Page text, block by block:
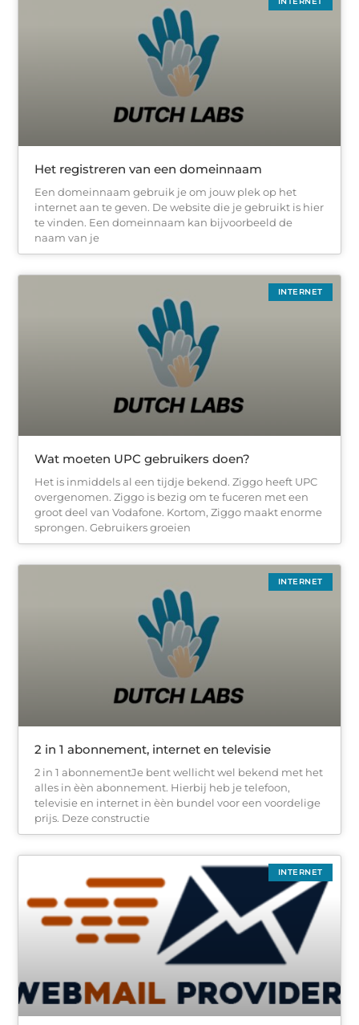
Het registreren van een domeinnaam
Een domeinnaam gebruik je om jouw plek op het
internet aan te geven. De website die je gebruikt is hier
te vinden. Een domeinnaam kan bijvoorbeeld de
naam van je
INTERNET
Wat moeten UPC gebruikers doen?
Het is inmiddels al een tijdje bekend. Ziggo heeft UPC
overgenomen. Ziggo is bezig om te fuceren met een
groot deel van Vodafone. Kortom, Ziggo maakt enorme
sprongen. Gebruikers groeien
INTERNET
2 in 1 abonnement, internet en televisie
2 in 1 abonnementJe bent wellicht wel bekend met het
alles in èèn abonnement. Hierbij heb je telefoon,
televisie en internet in èèn bundel voor een voordelige
prijs. Deze constructie
INTERNET